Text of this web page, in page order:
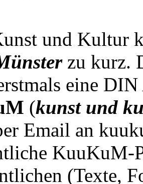
und Kultur
zu kurz.
eine
(kunst und
Email an
KuuKuM-
(Texte,